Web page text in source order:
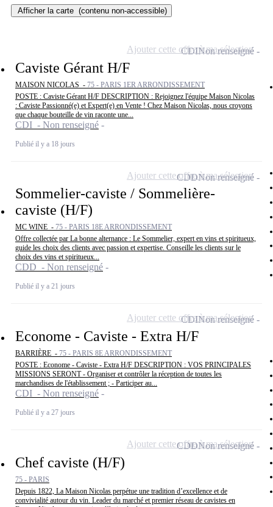
Afficher la carte (contenu non-accessible)
Caviste Gérant H/F
MAISON NICOLAS - 75 - PARIS 1ER ARRONDISSEMENT
POSTE : Caviste Gérant H/F DESCRIPTION : Rejoignez l'équipe Maison Nicolas
: Caviste Passionné(e) et Expert(e) en Vente ! Chez Maison Nicolas, nous croyons
que chaque bouteille de vin raconte une...
CDI - Non renseigné
Publié il y a 18 jours
CDINon renseigné
Ajouter cette offre à ma sélection
Sommelier-caviste / Sommelière-
caviste (H/F)
MC WINE - 75 - PARIS 18E ARRONDISSEMENT
Offre collectée par La bonne alternance : Le Sommelier, expert en vins et spiritueux,
guide les choix des clients avec passion et expertise. Conseille les clients sur le
choix des vins et spiritueux...
CDD - Non renseigné
Publié il y a 21 jours
CDDNon renseigné
Ajouter cette offre à ma sélection
Econome - Caviste - Extra H/F
BARRIÈRE - 75 - PARIS 8E ARRONDISSEMENT
POSTE : Econome - Caviste - Extra H/F DESCRIPTION : VOS PRINCIPALES
MISSIONS SERONT - Organiser et contrôler la réception de toutes les
marchandises de l'établissement ; - Participer au...
CDI - Non renseigné
Publié il y a 27 jours
CDINon renseigné
Ajouter cette offre à ma sélection
Chef caviste (H/F)
75 - PARIS
Depuis 1822, La Maison Nicolas perpétue une tradition d’excellence et de
convivialité autour du vin. Leader du marché et premier réseau de cavistes en
CDDNon renseigné
Ajouter cette offre à ma sélection